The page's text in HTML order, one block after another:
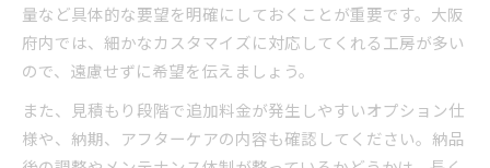
量など具体的な要望を明確にしておくことが重要です。大阪
府内では、細かなカスタマイズに対応してくれる工房が多い
ので、遠慮せずに希望を伝えましょう。
また、見積もり段階で追加料金が発生しやすいオプション仕
様や、納期、アフターケアの内容も確認してください。納品